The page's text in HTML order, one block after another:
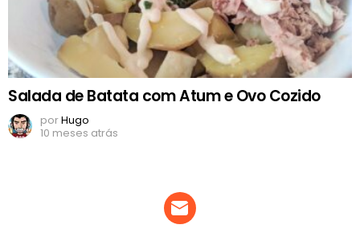
Salada de Batata com Atum e Ovo Cozido
porHugo
10 meses atrás